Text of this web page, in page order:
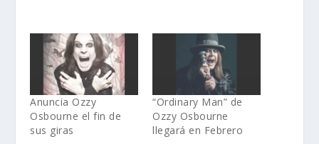
Anuncia Ozzy
Osbourne el fin de
sus giras
“Ordinary Man” de
Ozzy Osbourne
llegará en Febrero